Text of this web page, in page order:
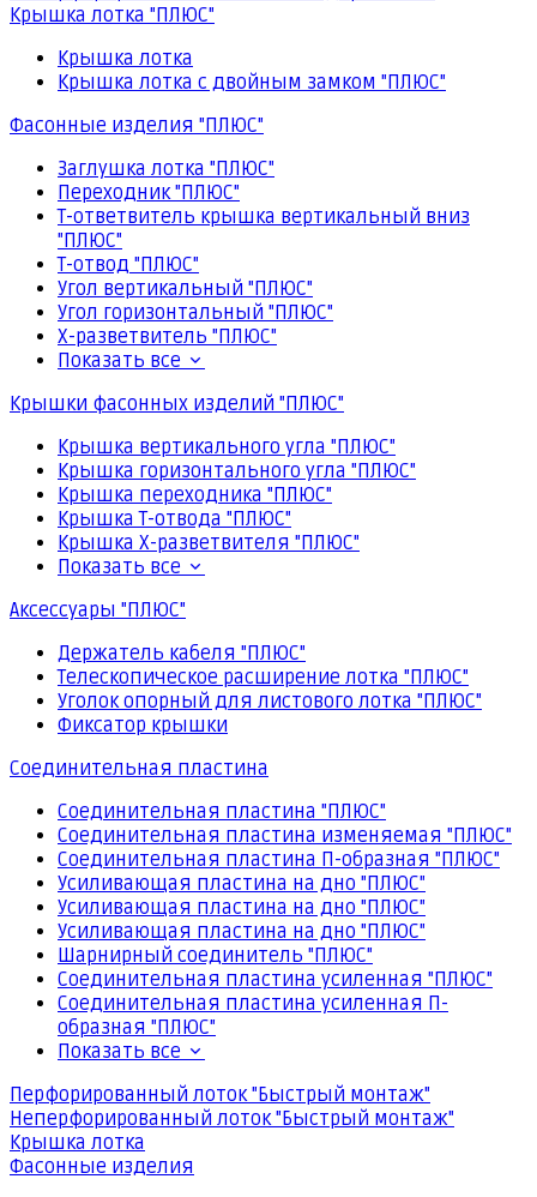
Крышка лотка "ПЛЮС"
Крышка лотка
Крышка лотка с двойным замком "ПЛЮС"
Фасонные изделия "ПЛЮС"
Заглушка лотка "ПЛЮС"
Переходник "ПЛЮС"
Т-ответвитель крышка вертикальный вниз
"ПЛЮС"
Т-отвод "ПЛЮС"
Угол вертикальный "ПЛЮС"
Угол горизонтальный "ПЛЮС"
Х-разветвитель "ПЛЮС"
Показать все
Крышки фасонных изделий "ПЛЮС"
Крышка вертикального угла "ПЛЮС"
Крышка горизонтального угла "ПЛЮС"
Крышка переходника "ПЛЮС"
Крышка Т-отвода "ПЛЮС"
Крышка Х-разветвителя "ПЛЮС"
Показать все
Аксессуары "ПЛЮС"
Держатель кабеля "ПЛЮС"
Телескопическое расширение лотка "ПЛЮС"
Уголок опорный для листового лотка "ПЛЮС"
Фиксатор крышки
Соединительная пластина
Соединительная пластина "ПЛЮС"
Соединительная пластина изменяемая "ПЛЮС"
Соединительная пластина П-образная "ПЛЮС"
Усиливающая пластина на дно "ПЛЮС"
Усиливающая пластина на дно "ПЛЮС"
Усиливающая пластина на дно "ПЛЮС"
Шарнирный соединитель "ПЛЮС"
Соединительная пластина усиленная "ПЛЮС"
Соединительная пластина усиленная П-
образная "ПЛЮС"
Показать все
Перфорированный лоток "Быстрый монтаж"
Неперфорированный лоток "Быстрый монтаж"
Крышка лотка
Фасонные изделия